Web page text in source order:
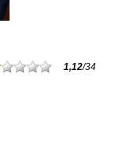
1,12/34